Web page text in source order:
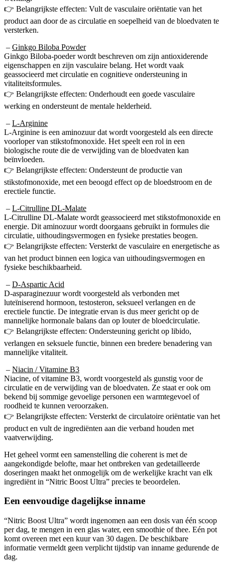
product aan door de as circulatie en soepelheid van de bloedvaten te
versterken.
Ginkgo Biloba-poeder wordt beschreven om zijn antioxiderende
eigenschappen en zijn vasculaire belang. Het wordt vaak
geassocieerd met circulatie en cognitieve ondersteuning in
vitaliteitsformules.
👉 Belangrijkste effecten: Onderhoudt een goede vasculaire
werking en ondersteunt de mentale helderheid.
L-Arginine is een aminozuur dat wordt voorgesteld als een directe
voorloper van stikstofmonoxide. Het speelt een rol in een
biologische route die de verwijding van de bloedvaten kan
beïnvloeden.
👉 Belangrijkste effecten: Ondersteunt de productie van
stikstofmonoxide, met een beoogd effect op de bloedstroom en de
erectiele functie.
L-Citrulline DL-Malate wordt geassocieerd met stikstofmonoxide en
energie. Dit aminozuur wordt doorgaans gebruikt in formules die
circulatie, uithoudingsvermogen en fysieke prestaties beogen.
👉 Belangrijkste effecten: Versterkt de vasculaire en energetische as
van het product binnen een logica van uithoudingsvermogen en
fysieke beschikbaarheid.
D-asparaginezuur wordt voorgesteld als verbonden met
luteïniserend hormoon, testosteron, seksueel verlangen en de
erectiele functie. De integratie ervan is dus meer gericht op de
mannelijke hormonale balans dan op louter de bloedcirculatie.
👉 Belangrijkste effecten: Ondersteuning gericht op libido,
verlangen en seksuele functie, binnen een bredere benadering van
mannelijke vitaliteit.
Niacine, of vitamine B3, wordt voorgesteld als gunstig voor de
circulatie en de verwijding van de bloedvaten. Ze staat er ook om
bekend bij sommige gevoelige personen een warmtegevoel of
roodheid te kunnen veroorzaken.
👉 Belangrijkste effecten: Versterkt de circulatoire oriëntatie van het
product en vult de ingrediënten aan die verband houden met
vaatverwijding.
aangekondigde belofte, maar het ontbreken van gedetailleerde
doseringen maakt het onmogelijk om de werkelijke kracht van elk
ingrediënt in “Nitric Boost Ultra” precies te beoordelen.
per dag, te mengen in een glas water, een smoothie of thee. Eén pot
komt overeen met een kuur van 30 dagen. De beschikbare
informatie vermeldt geen verplicht tijdstip van inname gedurende de
dag.